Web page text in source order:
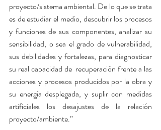
proyecto/sistema ambiental. De lo que se trata
es de estudiar el medio, descubrir los procesos
y funciones de sus componentes, analizar su
sensibilidad, o sea el grado de vulnerabilidad,
sus debilidades y fortalezas, para diagnosticar
su real capacidad de  recuperación frente a las
acciones y procesos producidos por la obra y
su energía desplegada, y suplir con medidas
artificiales los desajustes de la relación
proyecto/ambiente.”